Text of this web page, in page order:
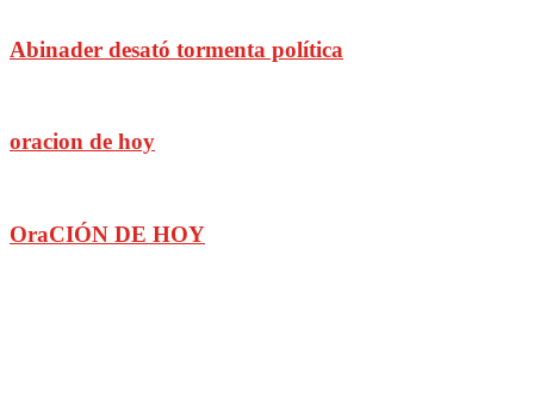
Abinader desató tormenta política
oracion de hoy
OraCIÓN DE HOY